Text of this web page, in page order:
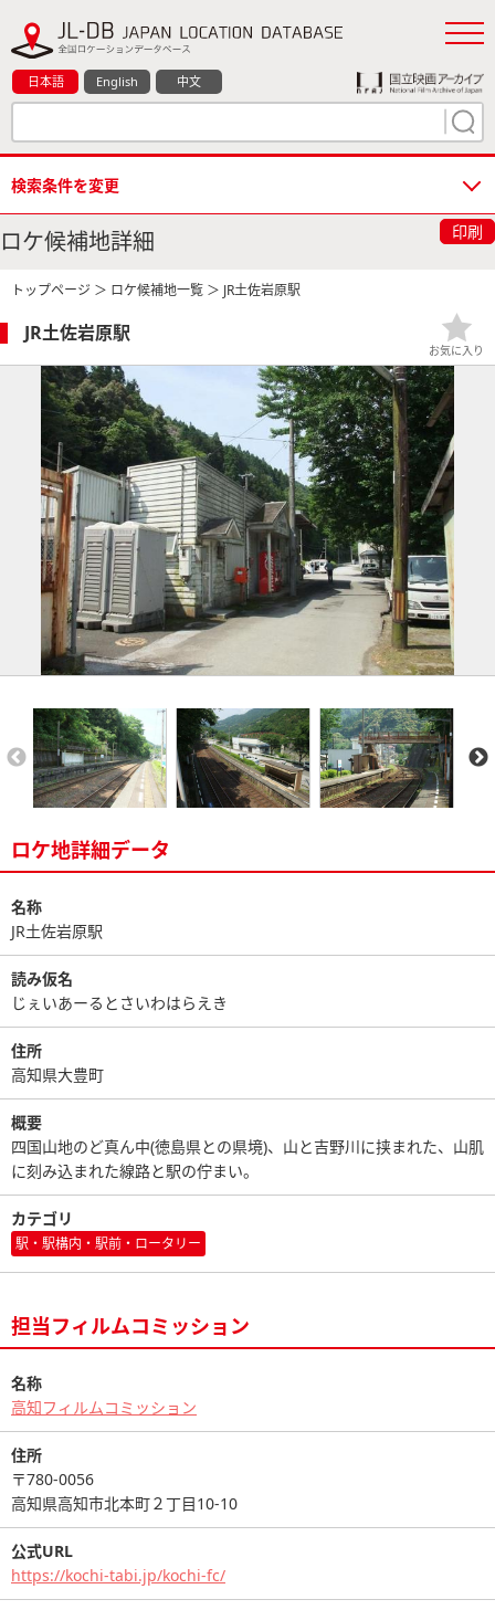
日本語 English 中文
検索条件を変更
ロケ候補地詳細 印刷
トップページ ＞ ロケ候補地一覧 ＞ JR土佐岩原駅
JR土佐岩原駅
お気に入り
ロケ地詳細データ
名称
JR土佐岩原駅
読み仮名
じぇいあーるとさいわはらえき
住所
高知県大豊町
概要
四国山地のど真ん中(徳島県との県境)、山と吉野川に挟まれた、山肌
に刻み込まれた線路と駅の佇まい。
カテゴリ
駅・駅構内・駅前・ロータリー
担当フィルムコミッション
名称
高知フィルムコミッション
住所
〒780-0056
高知県高知市北本町２丁目10-10
公式URL
https://kochi-tabi.jp/kochi-fc/